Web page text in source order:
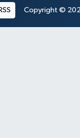
RSS Copyright ©